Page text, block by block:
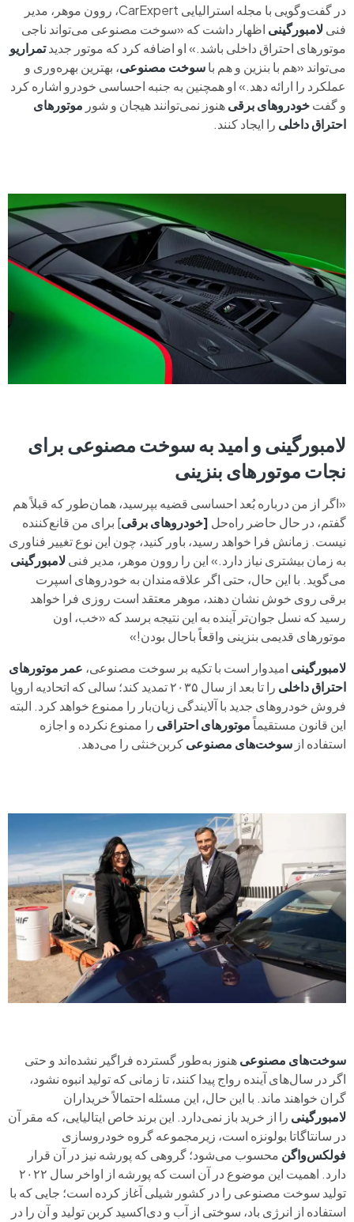
در گفت‌وگویی با مجله استرالیایی CarExpert، روون موهر، مدیر
فنیلامبورگینی اظهار داشت که «سوخت مصنوعی می‌تواند ناجی
موتورهای احتراق داخلی باشد.» او اضافه کرد که موتور جدیدتمراریو
می‌تواند «هم با بنزین و هم باسوخت مصنوعی، بهترین بهره‌وری و
عملکرد را ارائه دهد.» او همچنین به جنبه احساسی خودرو اشاره کرد
و گفتخودروهای برقیهنوز نمی‌توانند هیجان و شور موتورهای
احتراق داخلی را ایجاد کنند.
لامبورگینی و امید به سوخت مصنوعی برای
نجات موتورهای بنزینی
«اگر از من درباره بُعد احساسی قضیه بپرسید، همان‌طور که قبلاً هم
گفتم، در حال حاضر راه‌حل [خودروهای برقی] برای من قانع‌کننده
نیست. زمانش فرا خواهد رسید، باور کنید، چون این نوع تغییر فناوری
به زمان بیشتری نیاز دارد.» این را روون موهر، مدیر فنیلامبورگینی
می‌گوید. با این حال، حتی اگر علاقه‌مندان به خودروهای اسپرت
برقی روی خوش نشان دهند، موهر معتقد است روزی فرا خواهد
رسید که نسل جوان‌تر آینده به این نتیجه برسد که «خب، اون
موتورهای قدیمی بنزینی واقعاً باحال بودن!»
لامبورگینی امیدوار است با تکیه بر سوخت مصنوعی، عمر موتورهای
احتراق داخلی
را تا بعد از سال ۲۰۳۵ تمدید کند؛ سالی که اتحادیه اروپا
فروش خودروهای جدید با آلایندگی زیان‌بار را ممنوع خواهد کرد. البته
این قانون مستقیماًموتورهای احتراقی را ممنوع نکرده و اجازه
استفاده از سوخت‌های مصنوعیکربن‌خنثی را می‌دهد.
سوخت‌های مصنوعیهنوز به‌طور گسترده فراگیر نشده‌اند و حتی
اگر در سال‌های آینده رواج پیدا کنند، تا زمانی که تولید انبوه نشود،
گران خواهند ماند. با این حال، این مسئله احتمالاً خریداران
لامبورگینی را از خرید باز نمی‌دارد. این برند خاص ایتالیایی، که مقر آن
در سانتاگاتا بولونزه است، زیرمجموعه گروه خودروسازی
فولکس‌واگن محسوب می‌شود؛ گروهی که پورشه نیز در آن قرار
دارد. اهمیت این موضوع در آن است که پورشه از اواخر سال ۲۰۲۲
تولید سوخت مصنوعی را در کشور شیلی آغاز کرده است؛ جایی که با
استفاده از انرژی باد، سوختی از آب و دی‌اکسید کربن تولید و آن را در